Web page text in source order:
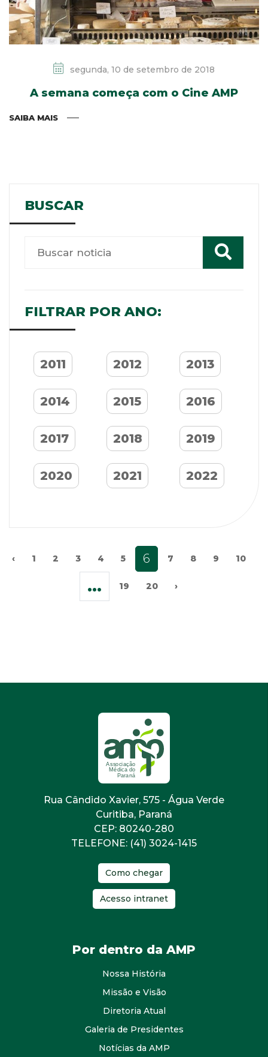
segunda, 10 de setembro de 2018
A semana começa com o Cine AMP
SAIBA MAIS
BUSCAR
FILTRAR POR ANO:
2011 2012 2013
2014 2015 2016
2017 2018 2019
2020 2021 2022
‹ 1 2 3 4 5 6 7 8 9 10
... 19 20 ›
Rua Cândido Xavier, 575 - Água Verde
Curitiba, Paraná
CEP: 80240-280
TELEFONE: (41) 3024-1415
Como chegar
Acesso intranet
Por dentro da AMP
Nossa História
Missão e Visão
Diretoria Atual
Galeria de Presidentes
Notícias da AMP